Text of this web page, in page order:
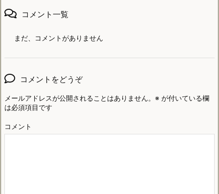
コメント一覧
まだ、コメントがありません
コメントをどうぞ
メールアドレスが公開されることはありません。 ※ が付いている欄
は必須項目です
コメント